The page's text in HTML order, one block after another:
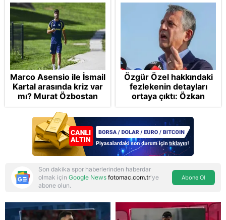
Marco Asensio ile İsmail
Kartal arasında kriz var
mı? Murat Özbostan
analiz etti: Egoları da
yönetmelisiniz
Özgür Özel hakkındaki
fezlekenin detayları
ortaya çıktı: Özkan
Yalım’ın VIP araç ve
mavi valiz itirafları da
dosyada
Son dakika spor haberlerinden haberdar
olmak için Google News fotomac.com.tr'ye
abone olun.
Abone Ol